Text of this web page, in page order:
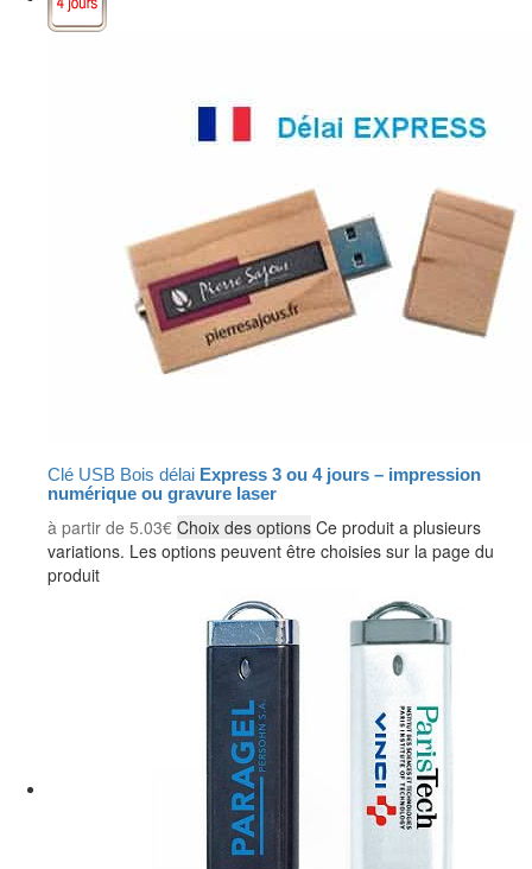
Clé USB Bois délai Express 3 ou 4 jours – impression
numérique ou gravure laser
à partir de 5.03€ Choix des options Ce produit a plusieurs
variations. Les options peuvent être choisies sur la page du
produit